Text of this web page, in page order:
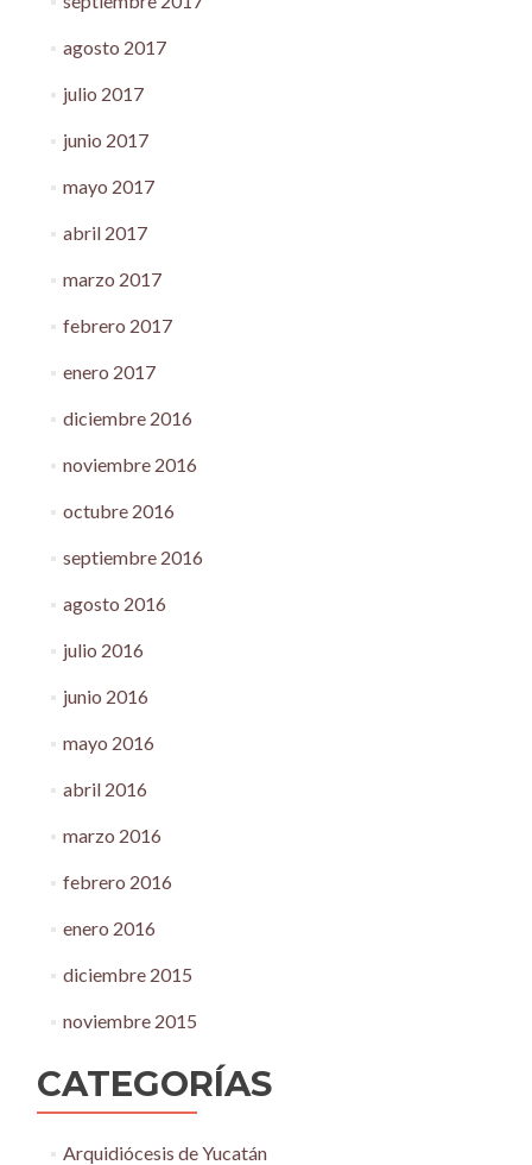
agosto 2017
julio 2017
junio 2017
mayo 2017
abril 2017
marzo 2017
febrero 2017
enero 2017
diciembre 2016
noviembre 2016
octubre 2016
septiembre 2016
agosto 2016
julio 2016
junio 2016
mayo 2016
abril 2016
marzo 2016
febrero 2016
enero 2016
diciembre 2015
noviembre 2015
CATEGORÍAS
Arquidiócesis de Yucatán